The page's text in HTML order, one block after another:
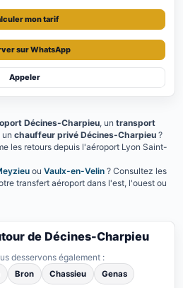
mon tarif
sur WhatsApp
Appeler
Décines-Charpieu, untransport
unchauffeur privé Décines-Charpieu ?
les retours depuis l'aéroport Lyon Saint-
ouVaulx-en-Velin ? Consultez les
transfert aéroport dans l'est, l'ouest ou
de Décines-Charpieu
desservons également :
Bron Chassieu Genas